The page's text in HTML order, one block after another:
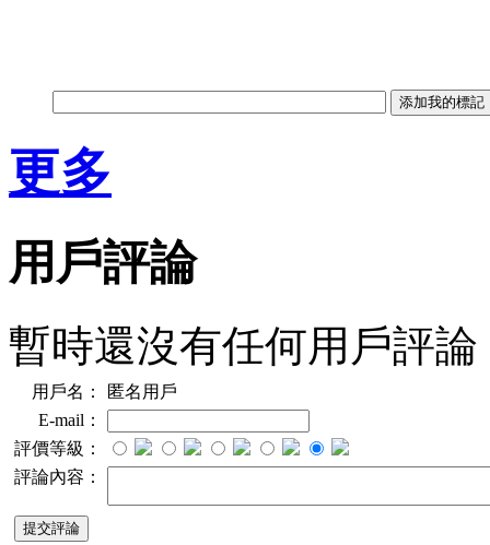
更多
用戶評論
暫時還沒有任何用戶評論
用戶名：
匿名用戶
E-mail：
評價等級：
評論內容：